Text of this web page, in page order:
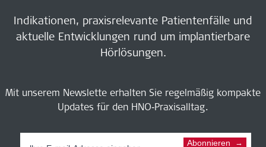
Indikationen, praxisrelevante Patientenfälle und
aktuelle Entwicklungen rund um implantierbare
Hörlösungen.
Mit unserem Newslette erhalten Sie regelmäßig kompakte
Updates für den HNO‑Praxisalltag.
Abonnieren